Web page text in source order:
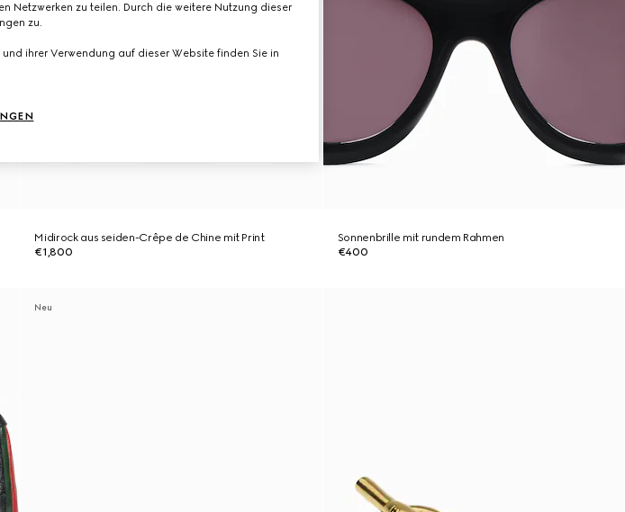
Midirock aus seiden-Crêpe de Chine mit Print
€1,800
Sonnenbrille mit rundem Rahmen
€400
Neu
Netzwerken zu teilen. Durch die weitere Nutzung dieser
zu.
ihrer Verwendung auf dieser Website finden Sie in